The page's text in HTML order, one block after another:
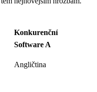
Konkurenční
Software A
Angličtina